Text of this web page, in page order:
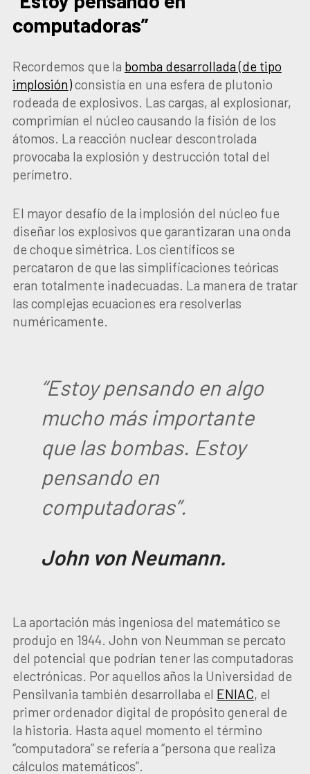
computadoras”
Recordemos que la bomba desarrollada (de tipo
implosión)consistía en una esfera de plutonio
rodeada de explosivos. Las cargas, al explosionar,
comprimían el núcleo causando la fisión de los
átomos. La reacción nuclear descontrolada
provocaba la explosión y destrucción total del
perímetro.
El mayor desafío de la implosión del núcleo fue
diseñar los explosivos que garantizaran una onda
de choque simétrica. Los científicos se
percataron de que las simplificaciones teóricas
eran totalmente inadecuadas. La manera de tratar
las complejas ecuaciones era resolverlas
numéricamente.
“Estoy pensando en algo
mucho más importante
que las bombas. Estoy
pensando en
computadoras”.
John von Neumann.
La aportación más ingeniosa del matemático se
produjo en 1944. John von Neumman se percato
del potencial que podrían tener las computadoras
electrónicas. Por aquellos años la Universidad de
Pensilvania también desarrollaba el ENIAC, el
primer ordenador digital de propósito general de
la historia. Hasta aquel momento el término
“computadora” se refería a “persona que realiza
cálculos matemáticos”.